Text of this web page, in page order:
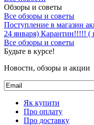
Обзоры и советы
Все обзоры и советы
Поступление в магазин
24 января) Карантин!!!!! (
Все обзоры и советы
Будьте в курсе!
Новости, обзоры и акции
Як купити
Про оплату
Про доставку